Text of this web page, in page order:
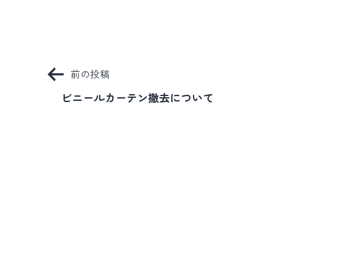
投
稿
前の投稿
ビニールカーテン撤去について